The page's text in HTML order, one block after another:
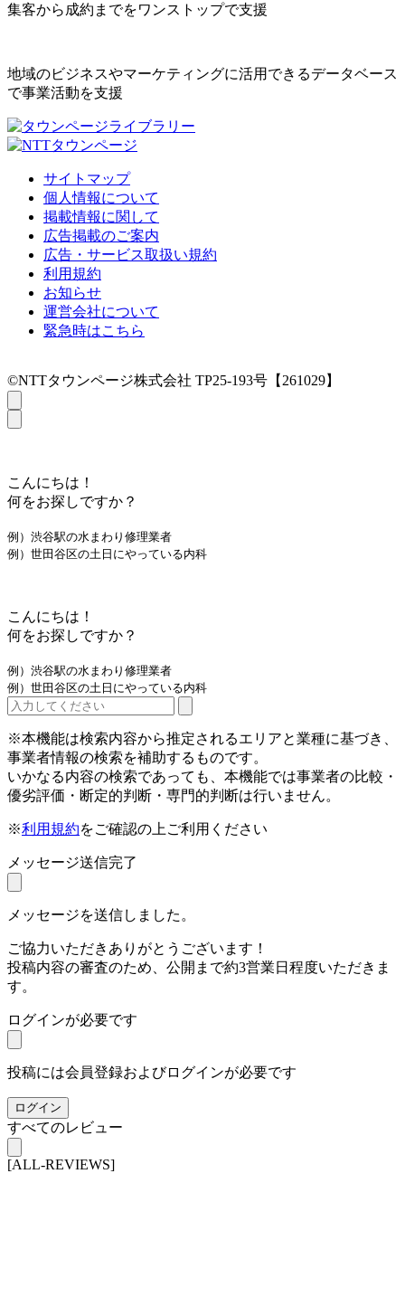
集客から成約までをワンストップで支援
地域のビジネスやマーケティングに活用できるデータベース
で事業活動を支援
サイトマップ
個人情報について
掲載情報に関して
広告掲載のご案内
広告・サービス取扱い規約
利用規約
お知らせ
運営会社について
緊急時はこちら
©NTTタウンページ株式会社 TP25-193号【261029】
こんにちは！
何をお探しですか？
例）渋谷駅の水まわり修理業者
例）世田谷区の土日にやっている内科
こんにちは！
何をお探しですか？
例）渋谷駅の水まわり修理業者
例）世田谷区の土日にやっている内科
※本機能は検索内容から推定されるエリアと業種に基づき、
事業者情報の検索を補助するものです。
いかなる内容の検索であっても、本機能では事業者の比較・
優劣評価・断定的判断・専門的判断は行いません。
※利用規約をご確認の上ご利用ください
メッセージ送信完了
メッセージを送信しました。
ご協力いただきありがとうございます！
投稿内容の審査のため、公開まで約3営業日程度いただきま
す。
ログインが必要です
投稿には会員登録およびログインが必要です
ログイン
すべてのレビュー
[ALL-REVIEWS]